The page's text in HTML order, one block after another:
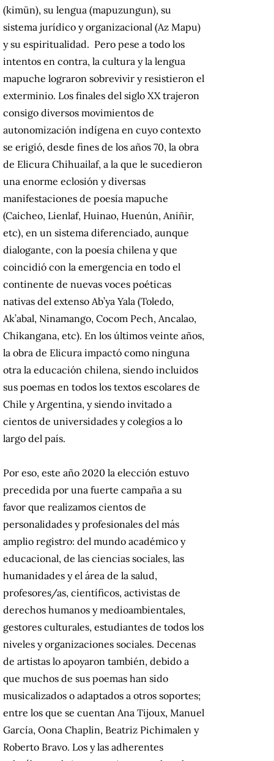
(kimün), su lengua (mapuzungun), su
sistema jurídico y organizacional (Az Mapu)
y su espiritualidad. Pero pese a todo los
intentos en contra, la cultura y la lengua
mapuche lograron sobrevivir y resistieron el
exterminio. Los finales del siglo XX trajeron
consigo diversos movimientos de
autonomización indígena en cuyo contexto
se erigió, desde fines de los años 70, la obra
de Elicura Chihuailaf, a la que le sucedieron
una enorme eclosión y diversas
manifestaciones de poesía mapuche
(Caicheo, Lienlaf, Huinao, Huenún, Aniñir,
etc), en un sistema diferenciado, aunque
dialogante, con la poesía chilena y que
coincidió con la emergencia en todo el
continente de nuevas voces poéticas
nativas del extenso Ab’ya Yala (Toledo,
Ak’abal, Ninamango, Cocom Pech, Ancalao,
Chikangana, etc). En los últimos veinte años,
la obra de Elicura impactó como ninguna
otra la educación chilena, siendo incluidos
sus poemas en todos los textos escolares de
Chile y Argentina, y siendo invitado a
cientos de universidades y colegios a lo
largo del país.
Por eso, este año 2020 la elección estuvo
precedida por una fuerte campaña a su
favor que realizamos cientos de
personalidades y profesionales del más
amplio registro: del mundo académico y
educacional, de las ciencias sociales, las
humanidades y el área de la salud,
profesores/as, científicos, activistas de
derechos humanos y medioambientales,
gestores culturales, estudiantes de todos los
niveles y organizaciones sociales. Decenas
de artistas lo apoyaron también, debido a
que muchos de sus poemas han sido
musicalizados o adaptados a otros soportes;
entre los que se cuentan Ana Tijoux, Manuel
García, Oona Chaplin, Beatriz Pichimalen y
Roberto Bravo. Los y las adherentes